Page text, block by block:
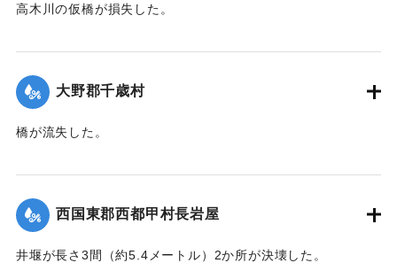
高木川の仮橋が損失した。
｜固有コード:00480030
大野郡千歳村
橋が流失した。
｜固有コード: 00480031
西国東郡西都甲村長岩屋
井堰が長さ3間（約5.4メートル）2か所が決壊した。